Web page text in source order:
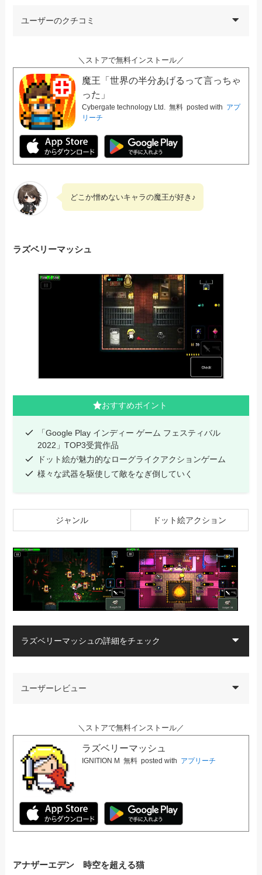
ユーザーのクチコミ
＼ストアで無料インストール／
魔王「世界の半分あげるって言っちゃ
った」
Cybergate technology Ltd. 無料 posted with アプ
リーチ
どこか憎めないキャラの魔王が好き♪
ラズベリーマッシュ
おすすめポイント
「Google Play インディー ゲーム フェスティバル
2022」TOP3受賞作品
ドット絵が魅力的なローグライクアクションゲーム
様々な武器を駆使して敵をなぎ倒していく
ジャンル ドット絵アクション
ラズベリーマッシュの詳細をチェック
ユーザーレビュー
＼ストアで無料インストール／
ラズベリーマッシュ
IGNITION M 無料 posted with アプリーチ
アナザーエデン 時空を超える猫